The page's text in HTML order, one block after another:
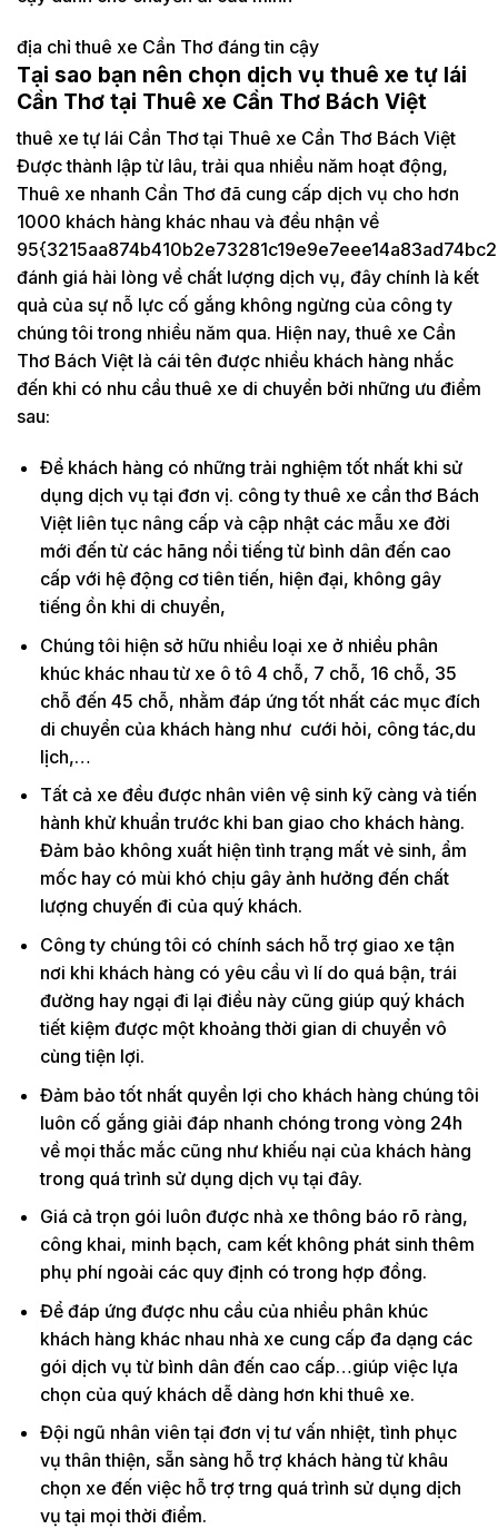
địa chỉ thuê xe Cần Thơ đáng tin cậy
Tại sao bạn nên chọn dịch vụ thuê xe tự lái
Cần Thơ tại Thuê xe Cần Thơ Bách Việt
thuê xe tự lái Cần Thơ tại Thuê xe Cần Thơ Bách Việt
Được thành lập từ lâu, trải qua nhiều năm hoạt động,
Thuê xe nhanh Cần Thơ đã cung cấp dịch vụ cho hơn
1000 khách hàng khác nhau và đều nhận về
đánh giá hài lòng về chất lượng dịch vụ, đây chính là kết
quả của sự nỗ lực cố gắng không ngừng của công ty
chúng tôi trong nhiều năm qua. Hiện nay, thuê xe Cần
Thơ Bách Việt là cái tên được nhiều khách hàng nhắc
đến khi có nhu cầu thuê xe di chuyển bởi những ưu điểm
sau:
Để khách hàng có những trải nghiệm tốt nhất khi sử
dụng dịch vụ tại đơn vị. công ty thuê xe cần thơ Bách
Việt liên tục nâng cấp và cập nhật các mẫu xe đời
mới đến từ các hãng nổi tiếng từ bình dân đến cao
cấp với hệ động cơ tiên tiến, hiện đại, không gây
tiếng ồn khi di chuyển,
Chúng tôi hiện sở hữu nhiều loại xe ở nhiều phân
khúc khác nhau từ xe ô tô 4 chỗ, 7 chỗ, 16 chỗ, 35
chỗ đến 45 chỗ, nhằm đáp ứng tốt nhất các mục đích
di chuyển của khách hàng như cưới hỏi, công tác,du
lịch,…
Tất cả xe đều được nhân viên vệ sinh kỹ càng và tiến
hành khử khuẩn trước khi ban giao cho khách hàng.
Đảm bảo không xuất hiện tình trạng mất vẻ sinh, ẩm
mốc hay có mùi khó chịu gây ảnh hưởng đến chất
lượng chuyến đi của quý khách.
Công ty chúng tôi có chính sách hỗ trợ giao xe tận
nơi khi khách hàng có yêu cầu vì lí do quá bận, trái
đường hay ngại đi lại điều này cũng giúp quý khách
tiết kiệm được một khoảng thời gian di chuyển vô
cùng tiện lợi.
Đảm bảo tốt nhất quyền lợi cho khách hàng chúng tôi
luôn cố gắng giải đáp nhanh chóng trong vòng 24h
về mọi thắc mắc cũng như khiếu nại của khách hàng
trong quá trình sử dụng dịch vụ tại đây.
Giá cả trọn gói luôn được nhà xe thông báo rõ ràng,
công khai, minh bạch, cam kết không phát sinh thêm
phụ phí ngoài các quy định có trong hợp đồng.
Để đáp ứng được nhu cầu của nhiều phân khúc
khách hàng khác nhau nhà xe cung cấp đa dạng các
gói dịch vụ từ bình dân đến cao cấp…giúp việc lựa
chọn của quý khách dễ dàng hơn khi thuê xe.
Đội ngũ nhân viên tại đơn vị tư vấn nhiệt, tình phục
vụ thân thiện, sẵn sàng hỗ trợ khách hàng từ khâu
chọn xe đến việc hỗ trợ trng quá trình sử dụng dịch
vụ tại mọi thời điểm.